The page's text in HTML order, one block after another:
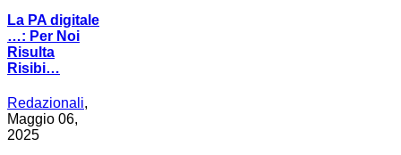
La PA digitale
…: Per Noi
Risulta
Risibi…
Redazionali,
Maggio 06,
2025